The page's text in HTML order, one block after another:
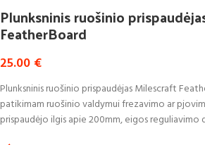
Plunksninis ruošinio
FeatherBoard
25.00 €
Plunksninis ruošinio prispaudėjas Milescraft
patikimam ruošinio valdymui frezavimo ar
prispaudėjo ilgis apie 200mm, eigos reguliavimo